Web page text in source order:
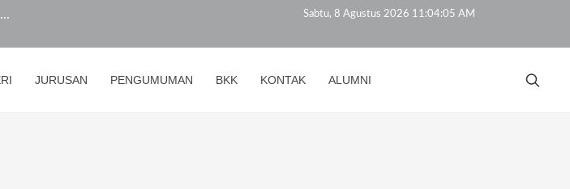
...
(SPMB)...
Sabtu, 8 Agustus 2026 11:04:05 AM
JURUSAN PENGUMUMAN BKK KONTAK ALUMNI